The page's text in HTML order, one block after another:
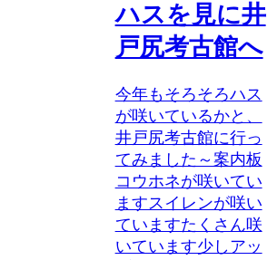
ハスを見に井
戸尻考古館へ
今年もそろそろハス
が咲いているかと、
井戸尻考古館に行っ
てみました～案内板
コウホネが咲いてい
ますスイレンが咲い
ていますたくさん咲
いています少しアッ